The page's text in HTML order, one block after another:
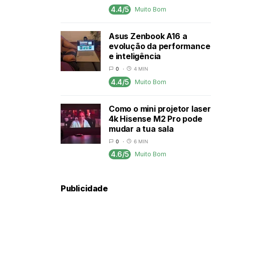
4.4/5 Muito Bom
Asus Zenbook A16 a
evolução da performance
e inteligência
0 4 MIN
4.4/5 Muito Bom
Como o mini projetor laser
4k Hisense M2 Pro pode
mudar a tua sala
0 6 MIN
4.6/5 Muito Bom
Publicidade